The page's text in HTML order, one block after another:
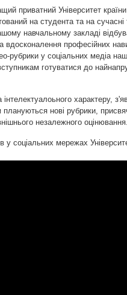
приватний Університет
на студента та на сучасні
навчальному закладі
вдосконалення професійних
рубрики у соціальних медіа
готуватися до
інтелектуалоьного характеру,
нові рубрики,
незалежного оцінювання.
у соціальних мережах